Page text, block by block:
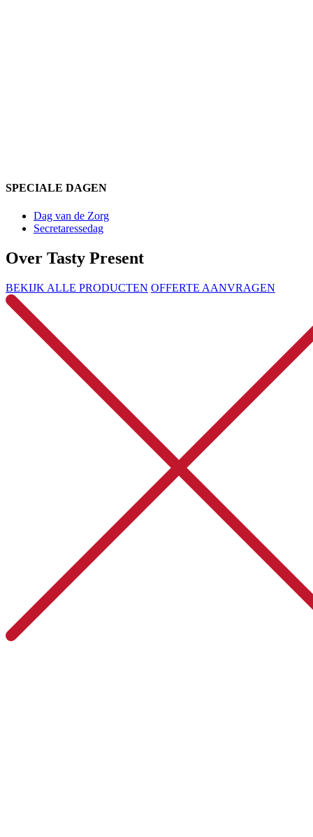
SPECIALE DAGEN
Dag van de Zorg
Secretaressedag
Over Tasty Present
BEKIJK ALLE PRODUCTEN OFFERTE AANVRAGEN